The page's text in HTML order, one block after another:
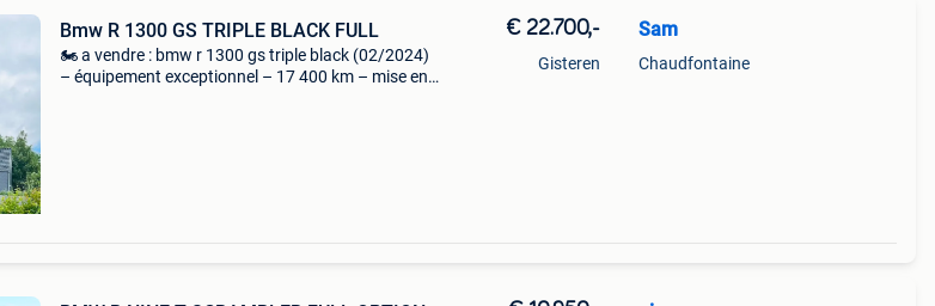
Bmw R 1300 GS TRIPLE BLACK FULL
🏍️ a vendre : bmw r 1300 gs triple black (02/2024)
– équipement exceptionnel – 17 400 km – mise en
€ 22.700,-
Gisteren
Sam
Chaudfontaine